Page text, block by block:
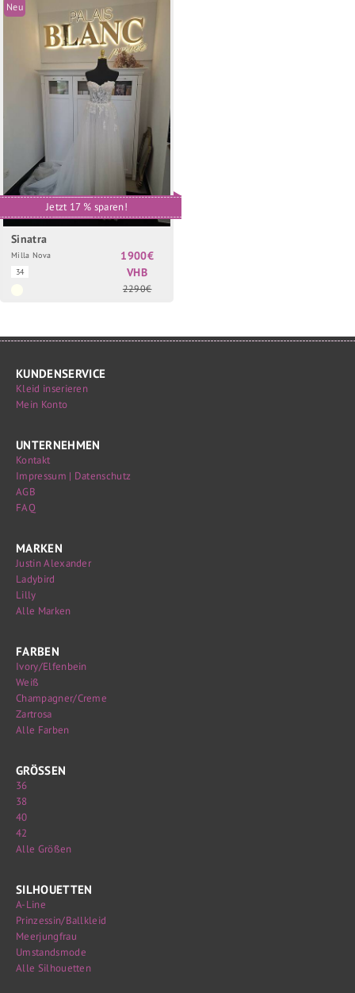
Neu
Jetzt 17 % sparen!
Sinatra
Milla Nova
34
1900€
VHB
2290€
KUNDENSERVICE
Kleid inserieren
Mein Konto
UNTERNEHMEN
Kontakt
Impressum | Datenschutz
AGB
FAQ
MARKEN
Justin Alexander
Ladybird
Lilly
Alle Marken
FARBEN
Ivory/Elfenbein
Weiß
Champagner/Creme
Zartrosa
Alle Farben
GRÖSSEN
36
38
40
42
Alle Größen
SILHOUETTEN
A-Line
Prinzessin/Ballkleid
Meerjungfrau
Umstandsmode
Alle Silhouetten